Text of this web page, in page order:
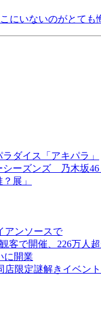
にいないのがとても
ダイス「アキパラ」
シーズンズ 乃木坂46
展」
アンソースで
客で開催、226万人
に開業
限定謎解きイベン